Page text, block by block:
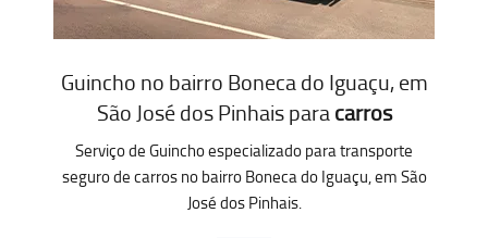
Guincho no bairro Boneca do Iguaçu, em
São José dos Pinhais paracarros
Serviço de Guincho especializado para transporte
seguro de carros no bairro Boneca do Iguaçu, em São
José dos Pinhais.